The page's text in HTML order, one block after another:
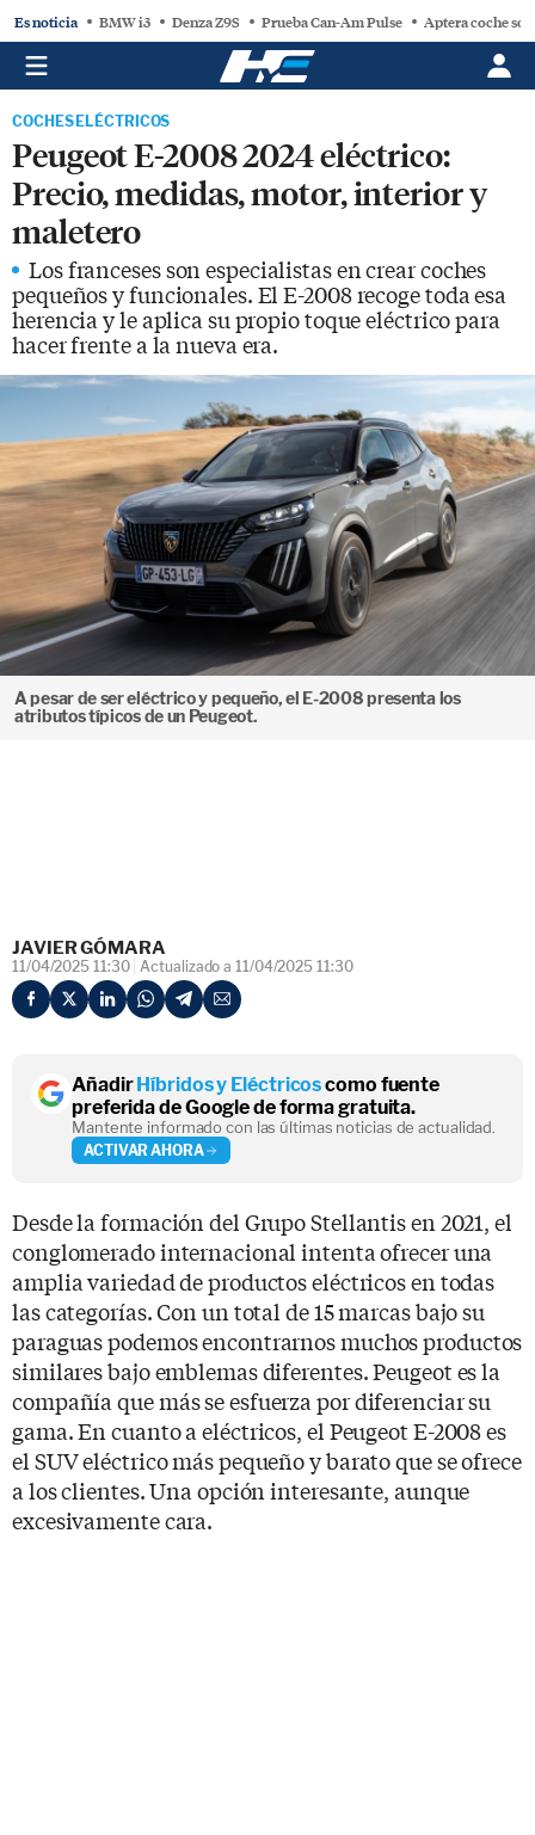
Es noticia BMW i3 Denza Z9S Prueba Can-Am Pulse Aptera coche
COCHES ELÉCTRICOS
Peugeot E-2008 2024 eléctrico:
Precio, medidas, motor, interior y
maletero
Los franceses son especialistas en crear coches
pequeños y funcionales. El E-2008 recoge toda esa
herencia y le aplica su propio toque eléctrico para
hacer frente a la nueva era.
A pesar de ser eléctrico y pequeño, el E-2008 presenta los
atributos típicos de un Peugeot.
JAVIER GÓMARA
11/04/2025 11:30 Actualizado a 11/04/2025 11:30
AñadirHíbridos y Eléctricoscomo fuente
preferida de Google de forma gratuita.
Mantente informado con las últimas noticias de actualidad.
ACTIVAR AHORA
Desde la formación del Grupo Stellantis en 2021, el
conglomerado internacional intenta ofrecer una
amplia variedad de productos eléctricos en todas
las categorías. Con un total de 15 marcas bajo su
paraguas podemos encontrarnos muchos productos
similares bajo emblemas diferentes. Peugeot es la
compañía que más se esfuerza por diferenciar su
gama. En cuanto a eléctricos, el Peugeot E-2008 es
el SUV eléctrico más pequeño y barato que se ofrece
a los clientes. Una opción interesante, aunque
excesivamente cara.